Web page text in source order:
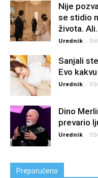
Nije
se stidio
života.
Urednik -
Sanjali
Evo
Urednik -
Dino
prevario
Urednik -
Preporučeno